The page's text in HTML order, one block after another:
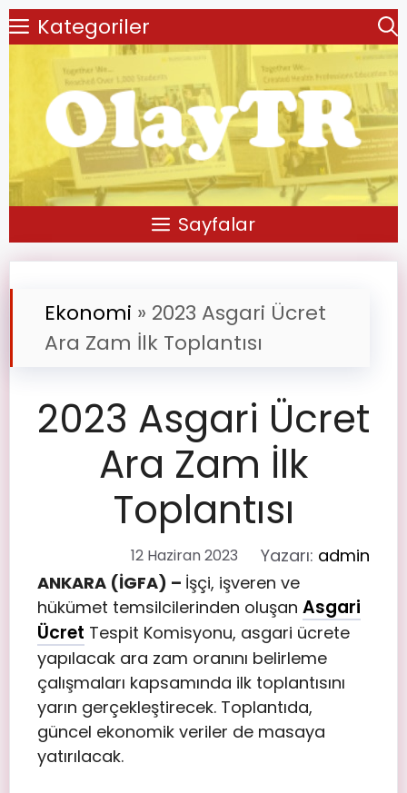
Kategoriler
Sayfalar
Ekonomi » 2023 Asgari Ücret
Ara Zam İlk Toplantısı
2023 Asgari Ücret
Ara Zam İlk
Toplantısı
12 Haziran 2023 Yazarı: admin
ANKARA (İGFA) – İşçi, işveren ve
hükümet temsilcilerinden oluşan Asgari
Ücret Tespit Komisyonu, asgari ücrete
yapılacak ara zam oranını belirleme
çalışmaları kapsamında ilk toplantısını
yarın gerçekleştirecek. Toplantıda,
güncel ekonomik veriler de masaya
yatırılacak.